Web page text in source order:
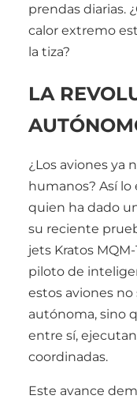
prendas diarias.
calor extremo
la tiza?
LA
¿Los aviones ya
humanos? Así lo
quien ha dado
su reciente
jets Kratos
piloto de
estos aviones
autónoma, sino
entre sí,
coordinadas.
Este avance